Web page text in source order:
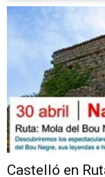
Castelló en